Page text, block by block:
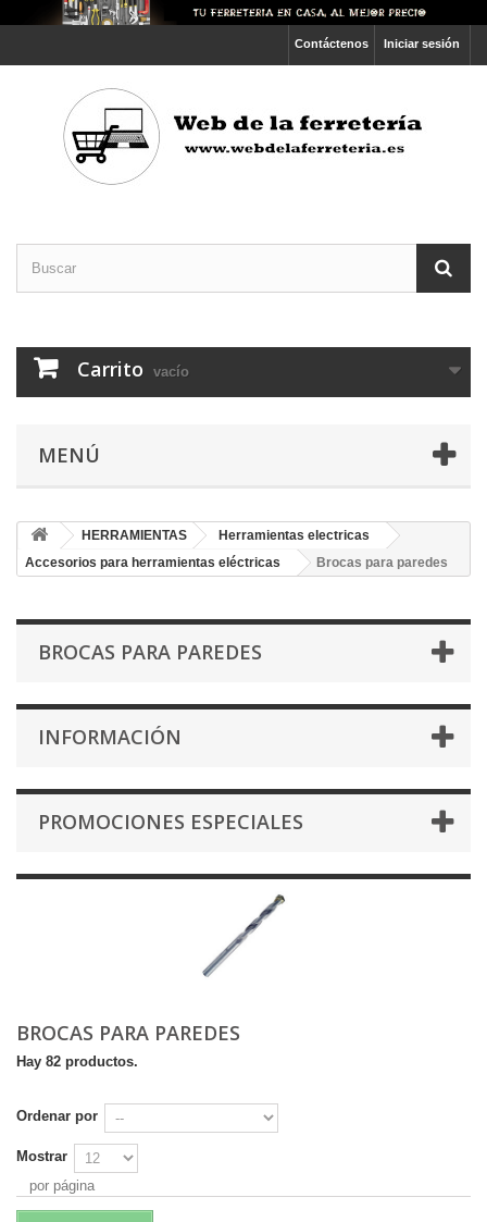
Iniciar sesión
Contáctenos
Carrito vacío
MENÚ
HERRAMIENTAS
Herramientas electricas
Accesorios para herramientas eléctricas
Brocas para paredes
BROCAS PARA PAREDES
INFORMACIÓN
PROMOCIONES ESPECIALES
BROCAS PARA PAREDES
Hay 82 productos.
Ordenar por
Mostrar
por página